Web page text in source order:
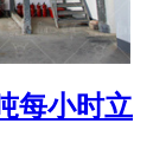
每小时立